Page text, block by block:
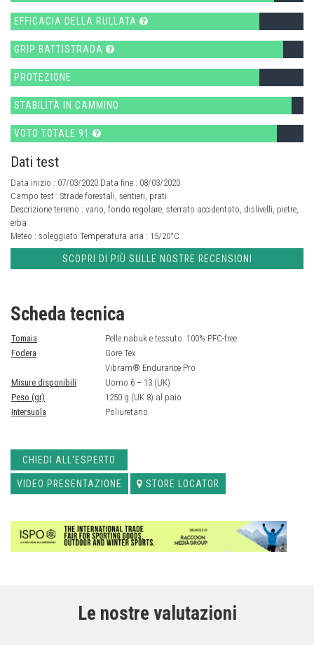
EFFICACIA DELLA RULLATA
GRIP BATTISTRADA
PROTEZIONE
STABILITÀ IN CAMMINO
VOTO TOTALE 91
Dati test
Data inizio : 07/03/2020 Data fine : 08/03/2020
Campo test : Strade forestali, sentieri, prati
Descrizione terreno : vario, fondo regolare, sterrato accidentato, dislivelli, pietre,
erba
Meteo : soleggiato Temperatura aria : 15/20°C
SCOPRI DI PIÙ SULLE NOSTRE RECENSIONI
Scheda tecnica
Tomaia
Pelle nabuk e tessuto. 100% PFC-free
Fodera
Gore Tex
Vibram® Endurance Pro
Misure disponibili
Uomo 6 – 13 (UK)
Peso (gr)
1250 g (UK 8) al paio
Intersuola
Poliuretano
CHIEDI ALL'ESPERTO
VIDEO PRESENTAZIONE STORE LOCATOR
Le nostre valutazioni